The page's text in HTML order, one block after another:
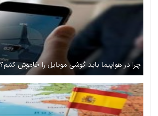
چرا در هواپیما باید گوشی موبایل را خاموش کنیم؟